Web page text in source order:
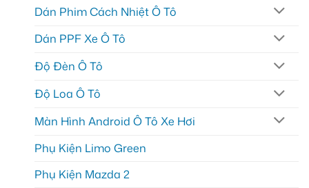
Dán Phim Cách Nhiệt Ô Tô
Dán PPF Xe Ô Tô
Độ Đèn Ô Tô
Độ Loa Ô Tô
Màn Hình Android Ô Tô Xe Hơi
Phụ Kiện Limo Green
Phụ Kiện Mazda 2